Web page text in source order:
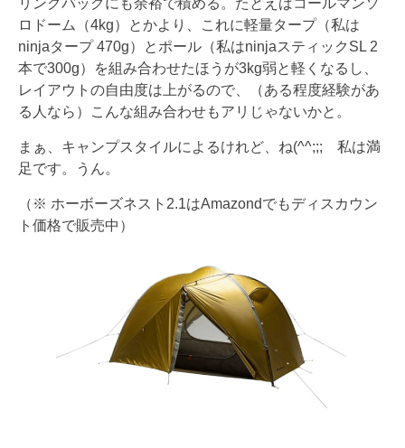
リングバッグにも余裕で積める。たとえばコールマンソ
ロドーム（4kg）とかより、これに軽量タープ（私は
ninjaタープ 470g）とポール（私はninjaスティックSL 2
本で300g）を組み合わせたほうが3kg弱と軽くなるし、
レイアウトの自由度は上がるので、（ある程度経験があ
る人なら）こんな組み合わせもアリじゃないかと。
まぁ、キャンプスタイルによるけれど、ね(^^;;; 私は満
足です。うん。
（※ ホーボーズネスト2.1はAmazondでもディスカウン
ト価格で販売中）